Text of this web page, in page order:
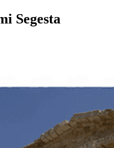
Segesta